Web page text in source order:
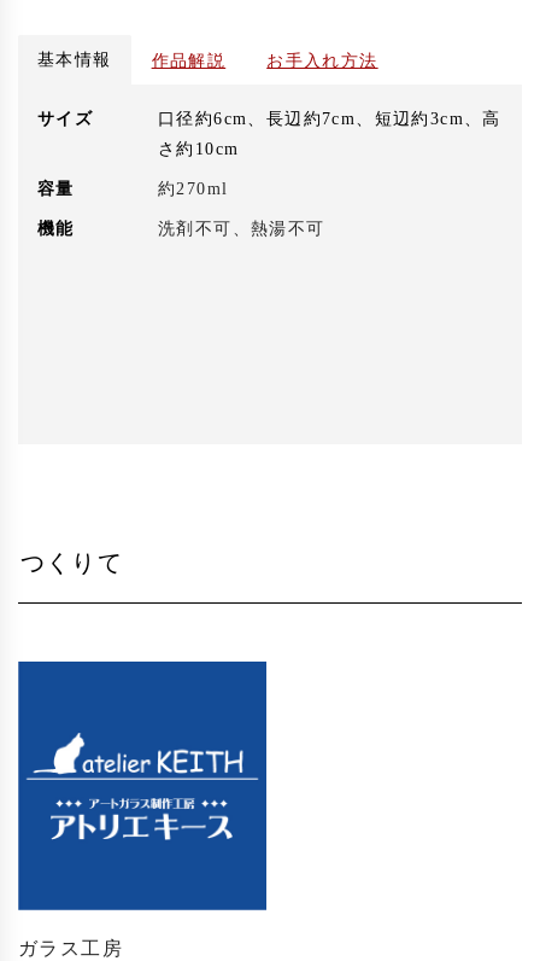
基本情報 作品解説 お手入れ方法
サイズ
口径約6cm、長辺約7cm、短辺約3cm、高
さ約10cm
容量 約270ml
機能 洗剤不可、熱湯不可
つくりて
ガラス工房